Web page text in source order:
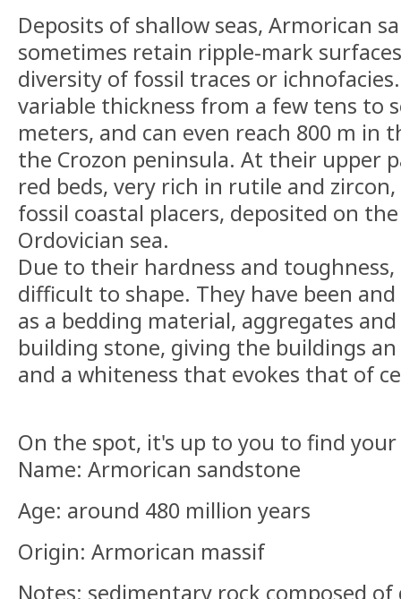
Deposits of shallow seas, Armorican
sometimes retain ripple-mark
diversity of fossil traces or
variable thickness from a few tens to
meters, and can even reach 800 m in
the Crozon peninsula. At their upper
red beds, very rich in rutile and
fossil coastal placers, deposited on
Ordovician sea.
Due to their hardness and
difficult to shape. They have been
as a bedding material, aggregates
building stone, giving the buildings
and a whiteness that evokes that of
On the spot, it's up to you to find
Name: Armorican sandstone
Age: around 480 million years
Origin: Armorican massif
Notes: sedimentary rock composed